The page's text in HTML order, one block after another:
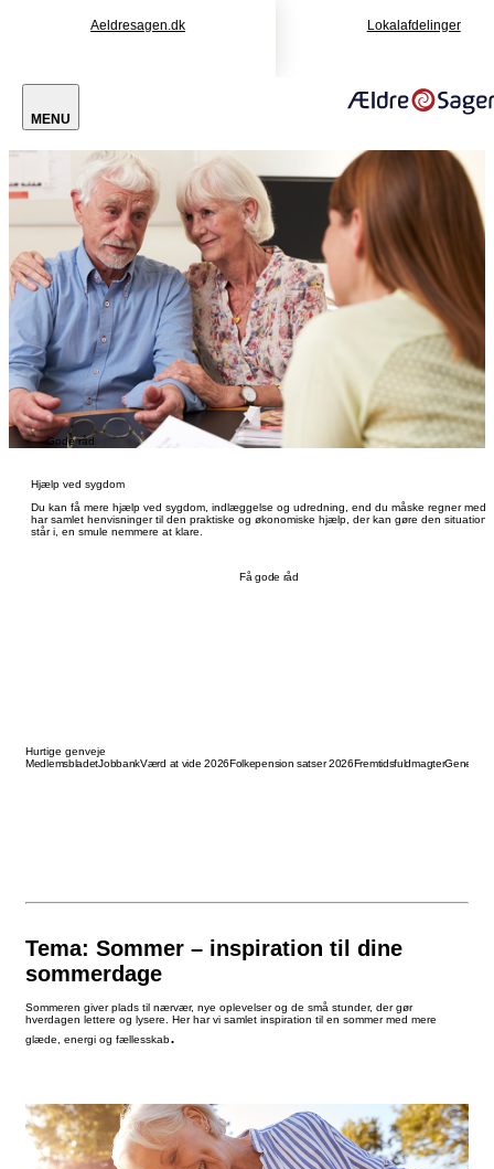
Aeldresagen.dk Lokalafdelinger
MENU
Gode råd
Hjælp ved sygdom
Du kan få mere hjælp ved sygdom, indlæggelse og udredning, end du måske regner med.
har samlet henvisninger til den praktiske og økonomiske hjælp, der kan gøre den situation,
står i, en smule nemmere at klare.
Få gode råd
Hurtige genveje
MedlemsbladetJobbankVærd at vide 2026Folkepension satser 2026Fremtidsfuldmagter
Tema: Sommer – inspiration til dine
sommerdage
Sommeren giver plads til nærvær, nye oplevelser og de små stunder, der gør
hverdagen lettere og lysere. Her har vi samlet inspiration til en sommer med mere
glæde, energi og fællesskab.